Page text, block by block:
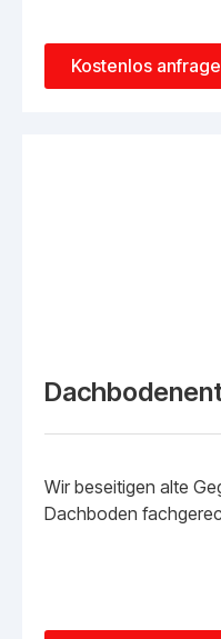
Kostenlos
Wir beseitigen alte
Dachboden